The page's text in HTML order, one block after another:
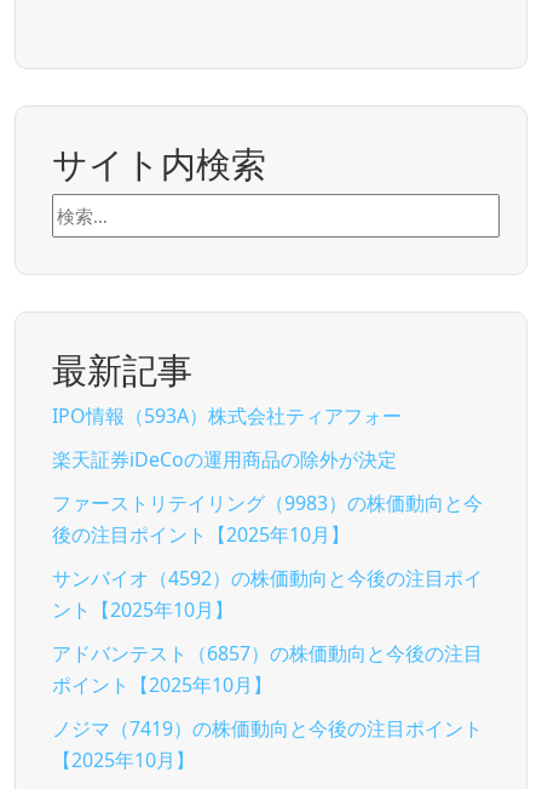
サイト内検索
検
索:
最新記事
IPO情報（593A）株式会社ティアフォー
楽天証券iDeCoの運用商品の除外が決定
ファーストリテイリング（9983）の株価動向と今
後の注目ポイント【2025年10月】
サンバイオ（4592）の株価動向と今後の注目ポイ
ント【2025年10月】
アドバンテスト（6857）の株価動向と今後の注目
ポイント【2025年10月】
ノジマ（7419）の株価動向と今後の注目ポイント
【2025年10月】